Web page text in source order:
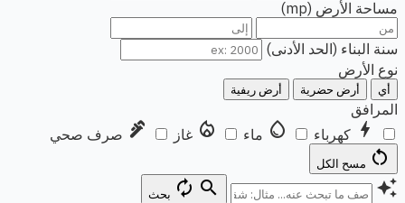
مساحة الأرض (mp)
سنة البناء (الحد الأدنى)
نوع الأرض
أي أرض حضرية أرض ريفية
المرافق
bolt كهرباء water_drop ماء local_fire_department غاز plumbing صرف صحي
restart_alt
auto_awesome
search
autorenew بحث